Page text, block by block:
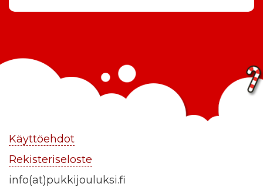
Käyttöehdot
Rekisteriseloste
info(at)pukkijouluksi.fi